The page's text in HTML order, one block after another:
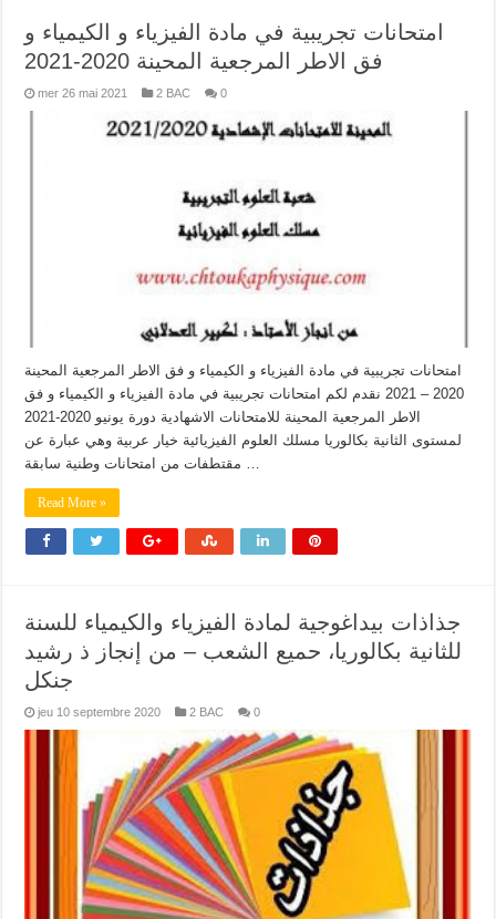
امتحانات تجريبية في مادة الفيزياء و الكيمياء و
فق الاطر المرجعية المحينة 2020-2021
mer 26 mai 2021 2 BAC 0
امتحانات تجريبية في مادة الفيزياء و الكيمياء و فق الاطر المرجعية المحينة
2020 – 2021 نقدم لكم امتحانات تجريبية في مادة الفيزياء و الكيمياء و فق
الاطر المرجعية المحينة للامتحانات الاشهادية دورة يونيو 2020-2021
لمستوى الثانية بكالوريا مسلك العلوم الفيزيائية خيار عربية وهي عبارة عن
مقتطفات من امتحانات وطنية سابقة …
Read More »
جذاذات بيداغوجية لمادة الفيزياء والكيمياء للسنة
للثانية بكالوريا، حميع الشعب – من إنجاز ذ رشيد
جنكل
jeu 10 septembre 2020 2 BAC 0